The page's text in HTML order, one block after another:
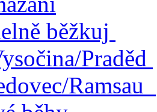
běžkuj
Praděd
Ramsau